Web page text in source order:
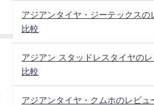
アジアンタイヤ・ジーテックスの
比較
アジアン スタッドレスタイヤのレ
比較
アジアンタイヤ・クムホのレビュ